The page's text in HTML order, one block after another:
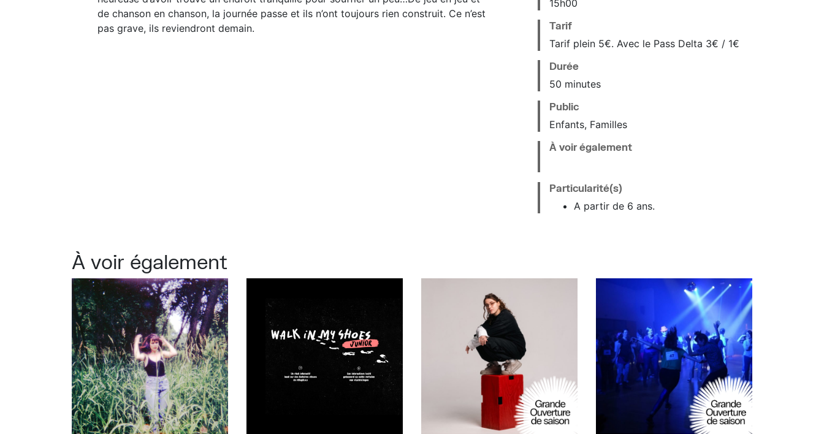
de chanson en chanson, la journée passe et ils n’ont toujours rien construit. Ce n’est
pas grave, ils reviendront demain.
15h00
Tarif
Tarif plein 5€. Avec le Pass Delta 3€ / 1€
Durée
50 minutes
Public
Enfants, Familles
À voir également
Particularité(s)
A partir de 6 ans.
À voir également